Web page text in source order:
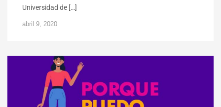
Universidad de […]
abril 9, 2020